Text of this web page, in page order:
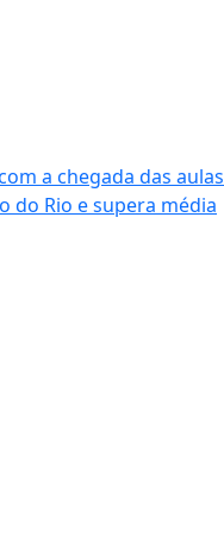
a chegada das aulas
do Rio e supera média